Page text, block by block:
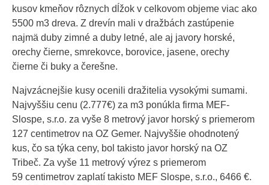
kusov kmeňov rôznych dĺžok v celkovom objeme viac ako
5500 m3 dreva. Z drevín mali v dražbách zastúpenie
najmä duby zimné a duby letné, ale aj javory horské,
orechy čierne, smrekovce, borovice, jasene, orechy
čierne či buky a čerešne.
Najvzácnejšie kusy ocenili dražitelia vysokými sumami.
Najvyššiu cenu (2.777€) za m3 ponúkla firma MEF-
Slospe, s.r.o. za vyše 8 metrový javor horský s priemerom
127 centimetrov na OZ Gemer. Najvyššie ohodnotený
kus, čo sa týka ceny, bol takisto javor horský na OZ
Tribeč. Za vyše 11 metrový výrez s priemerom
59 centimetrov zaplatí takisto MEF Slospe, s.r.o., 6466 €.